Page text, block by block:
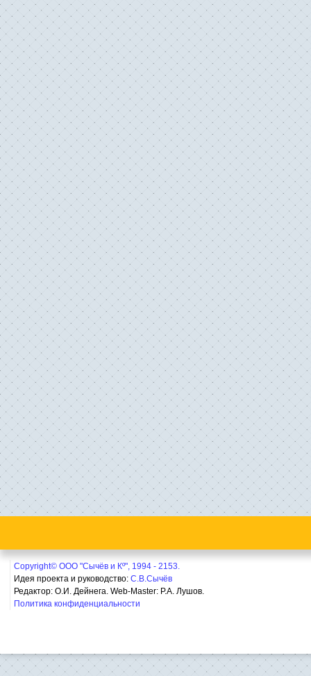
Copyright© ООО "Сычёв и Кº", 1994 - 2153.
Идея проекта и руководство: С.В.Сычёв
Редактор: О.И. Дейнега. Web-Master: Р.А. Лушов.
Политика конфиденциальности